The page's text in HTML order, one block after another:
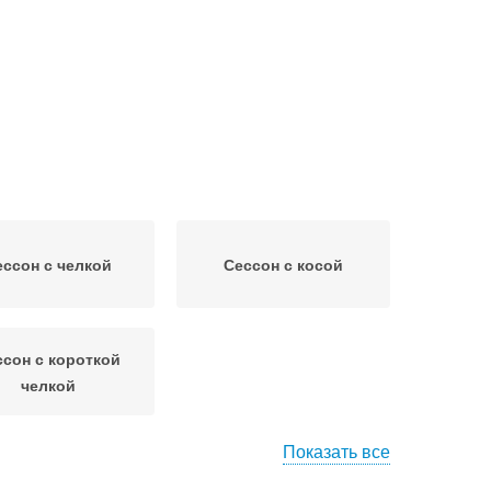
с челкой Сессон с косой
с короткой
челкой
Показать все